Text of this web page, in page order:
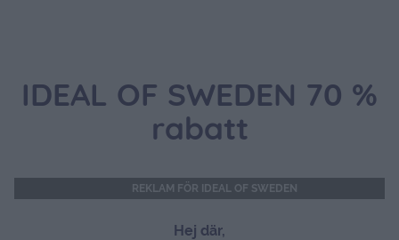
IDEAL OF SWEDEN 70 %
rabatt
REKLAM FÖR IDEAL OF SWEDEN
Hej där,